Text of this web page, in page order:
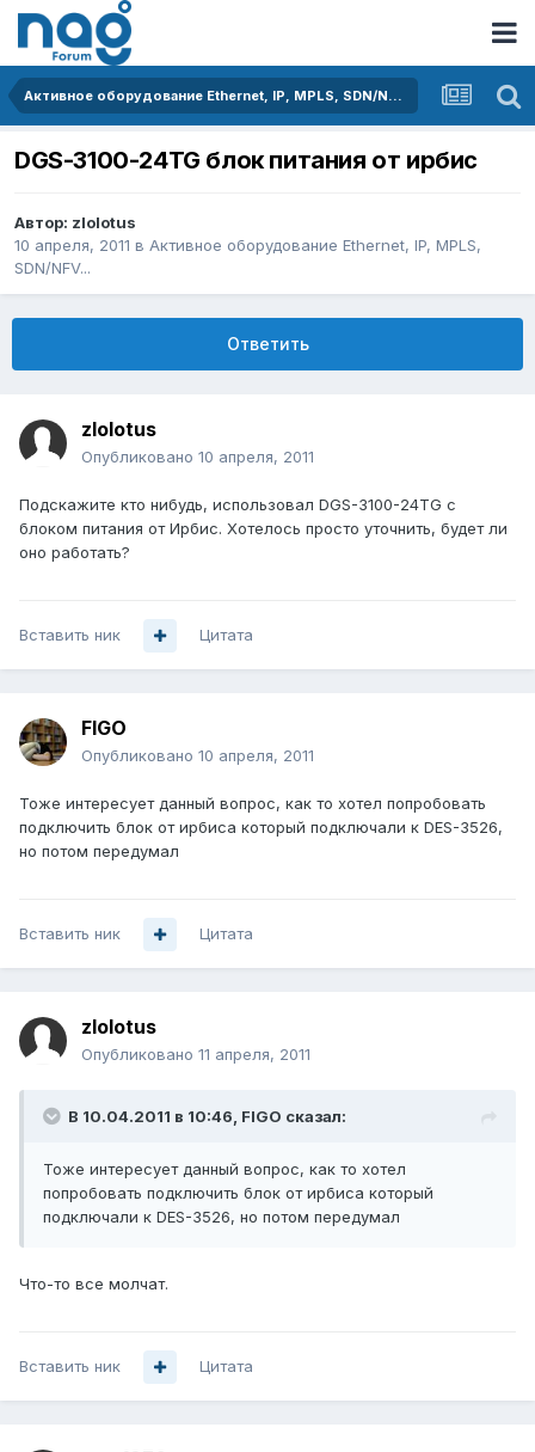
Активное оборудование Ethernet, IP, MPLS, SDN/NFV...
DGS-3100-24TG блок питания от ирбис
Автор: zlolotus
10 апреля, 2011 в Активное оборудование Ethernet, IP, MPLS,
SDN/NFV...
Ответить
zlolotus
Опубликовано 10 апреля, 2011
Подскажите кто нибудь, использовал DGS-3100-24TG с
блоком питания от Ирбис. Хотелось просто уточнить, будет ли
оно работать?
Вставить ник Цитата
FIGO
Опубликовано 10 апреля, 2011
Тоже интересует данный вопрос, как то хотел попробовать
подключить блок от ирбиса который подключали к DES-3526,
но потом передумал
Вставить ник Цитата
zlolotus
Опубликовано 11 апреля, 2011
В 10.04.2011 в 10:46, FIGO сказал:
Тоже интересует данный вопрос, как то хотел
попробовать подключить блок от ирбиса который
подключали к DES-3526, но потом передумал
Что-то все молчат.
Вставить ник Цитата